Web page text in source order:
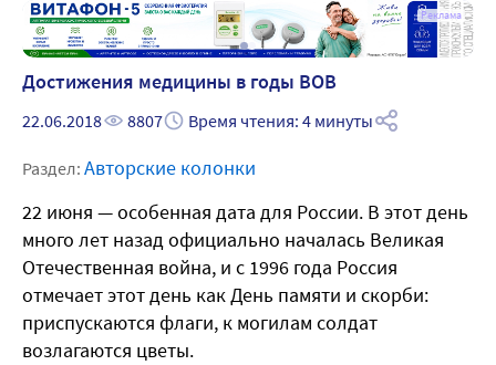
Реклама
Достижения медицины в годы ВОВ
22.06.2018 8807 Время чтения: 4 минуты
Раздел: Авторские колонки
22 июня — особенная дата для России. В этот день
много лет назад официально началась Великая
Отечественная война, и с 1996 года Россия
отмечает этот день как День памяти и скорби:
приспускаются флаги, к могилам солдат
возлагаются цветы.